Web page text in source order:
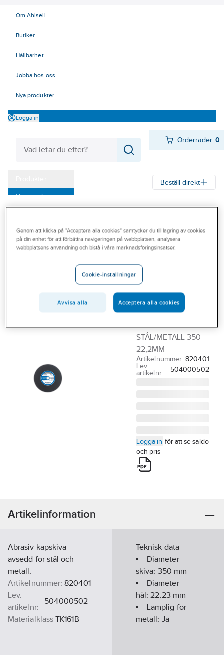
Om Ahlsell
Butiker
Hållbarhet
Jobba hos oss
Nya produkter
Logga in
Orderrader:0
Varumärken
Outlet
Branscher
Beställ direkt
HUSQVARNA
Stål/Metall
KAPSKIVA
HUSQVARNA STÅL
350MM ABRASIV
STÅL/METALL 350
22,2MM
Artikelnummer: 820401
Lev.
artikelnr:
504000502
Logga in för att se saldo
och pris
Artikelinformation
Abrasiv kapskiva
avsedd för stål och
metall.
Artikelnummer: 820401
Lev.
artikelnr:
504000502
Materialklass TK161B
Teknisk data
Diameter
skiva: 350 mm
Diameter
hål:22.23mm
Lämplig för
metall: Ja
Genom att klicka på "Acceptera alla cookies" samtycker du till lagring av cookies
på din enhet för att förbättra navigeringen på webbplatsen, analysera
webbplatsens användning och bistå i våra marknadsföringsinsatser.
Cookie-inställningar
Avvisa alla Acceptera alla cookies